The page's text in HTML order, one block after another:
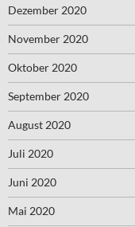
Dezember 2020
November 2020
Oktober 2020
September 2020
August 2020
Juli 2020
Juni 2020
Mai 2020